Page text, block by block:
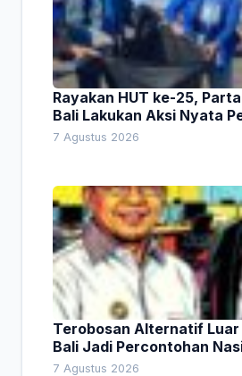
Rayakan HUT ke-25,
Bali Lakukan Aksi Nyata
Lingkungan
7 Agustus 2026
Terobosan Alternatif Luar
Bali Jadi Percontohan
Pembiayaan Daerah
7 Agustus 2026